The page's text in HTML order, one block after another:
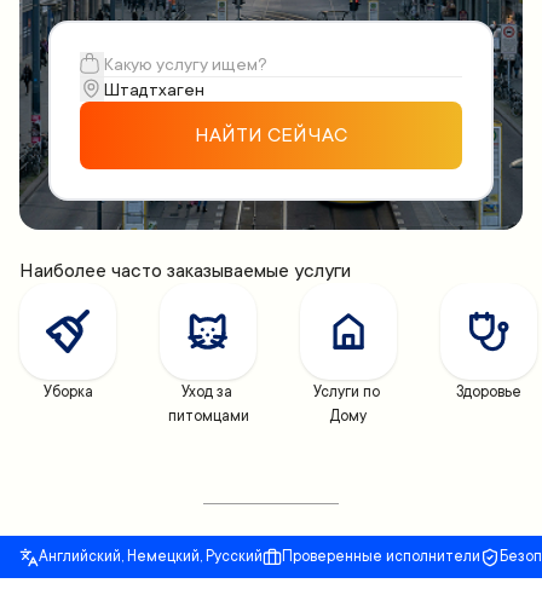
НАЙТИ СЕЙЧАС
Наиболее часто заказываемые услуги
Уборка
Уход за
питомцами
Услуги по
Дому
Здоровье
Английский, Немецкий, Русский Проверенные исполнители